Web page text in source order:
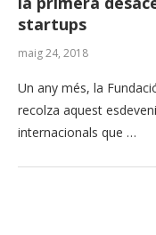
startups
maig 24, 2018
Un any més, la
recolza aquest
internacionals que …